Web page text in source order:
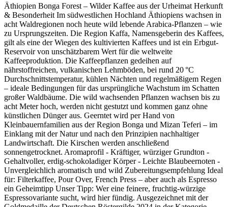
Äthiopien Bonga Forest – Wilder Kaffee aus der Urheimat Herkunft
& Besonderheit Im südwestlichen Hochland Äthiopiens wachsen in
acht Waldregionen noch heute wild lebende Arabica-Pflanzen – wie
zu Ursprungszeiten. Die Region Kaffa, Namensgeberin des Kaffees,
gilt als eine der Wiegen des kultivierten Kaffees und ist ein Erbgut-
Reservoir von unschätzbarem Wert für die weltweite
Kaffeeproduktion. Die Kaffeepflanzen gedeihen auf
nährstoffreichen, vulkanischen Lehmböden, bei rund 20 °C
Durchschnittstemperatur, kühlen Nächten und regelmäßigem Regen
– ideale Bedingungen für das ursprüngliche Wachstum im Schatten
großer Waldbäume. Die wild wachsenden Pflanzen wachsen bis zu
acht Meter hoch, werden nicht gestutzt und kommen ganz ohne
künstlichen Dünger aus. Geerntet wird per Hand von
Kleinbauernfamilien aus der Region Bonga und Mizan Teferi – im
Einklang mit der Natur und nach den Prinzipien nachhaltiger
Landwirtschaft. Die Kirschen werden anschließend
sonnengetrocknet. Aromaprofil - Kräftiger, würziger Grundton -
Gehaltvoller, erdig-schokoladiger Körper - Leichte Blaubeernoten -
Unvergleichlich aromatisch und wild Zubereitungsempfehlung Ideal
für: Filterkaffee, Pour Over, French Press – aber auch als Espresso
ein Geheimtipp Unser Tipp: Wer eine feinere, fruchtig-würzige
Espressovariante sucht, wird hier fündig. Ausgezeichnet mit der